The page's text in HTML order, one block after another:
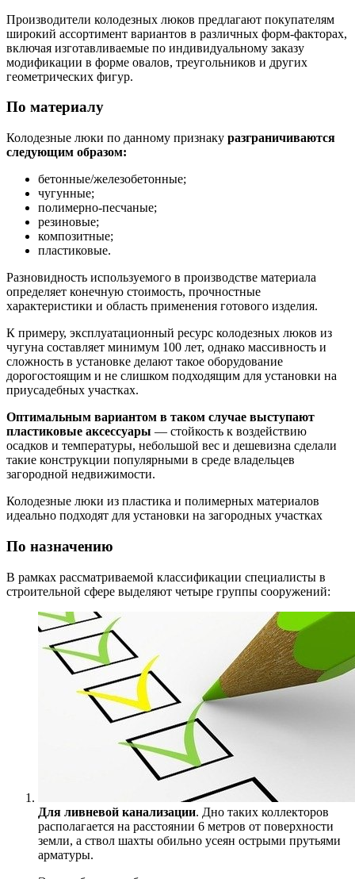
Производители колодезных люков предлагают покупателям
широкий ассортимент вариантов в различных форм-факторах,
включая изготавливаемые по индивидуальному заказу
модификации в форме овалов, треугольников и других
геометрических фигур.
По материалу
Колодезные люки по данному признаку разграничиваются
следующим образом:
бетонные/железобетонные;
чугунные;
полимерно-песчаные;
резиновые;
композитные;
пластиковые.
Разновидность используемого в производстве материала
определяет конечную стоимость, прочностные
характеристики и область применения готового изделия.
К примеру, эксплуатационный ресурс колодезных люков из
чугуна составляет минимум 100 лет, однако массивность и
сложность в установке делают такое оборудование
дорогостоящим и не слишком подходящим для установки на
приусадебных участках.
Оптимальным вариантом в таком случае выступают
пластиковые аксессуары — стойкость к воздействию
осадков и температуры, небольшой вес и дешевизна сделали
такие конструкции популярными в среде владельцев
загородной недвижимости.
Колодезные люки из пластика и полимерных материалов
идеально подходят для установки на загородных участках
По назначению
В рамках рассматриваемой классификации специалисты в
строительной сфере выделяют четыре группы сооружений:
Для ливневой канализации. Дно таких коллекторов
располагается на расстоянии 6 метров от поверхности
земли, а ствол шахты обильно усеян острыми прутьями
арматуры.